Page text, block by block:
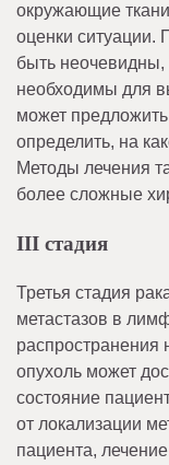
окружающие
оценки ситуации.
быть неочевидны,
необходимы для
может
определить, на
Методы лечения
более сложные
III стадия
Третья стадия
метастазов в
распространения
опухоль может
состояние
от локализации
пациента,